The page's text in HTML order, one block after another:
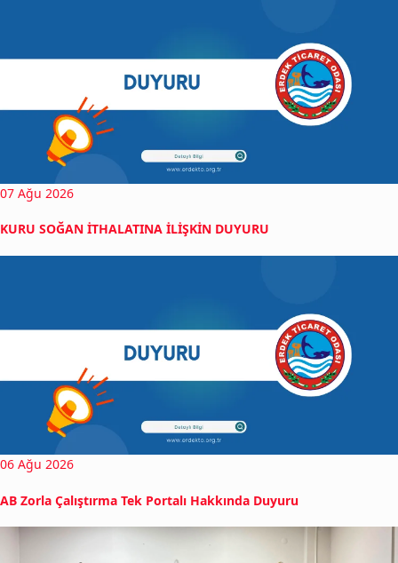
07 Ağu 2026
KURU SOĞAN İTHALATINA İLİŞKİN DUYURU
06 Ağu 2026
AB Zorla Çalıştırma Tek Portalı Hakkında Duyuru